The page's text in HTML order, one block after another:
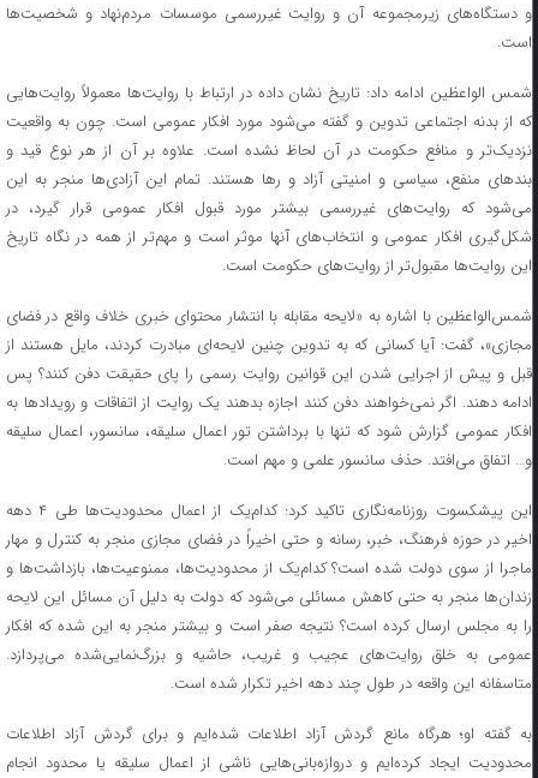
و دستگاه‌های زیرمجموعه آن و روایت غیررسمی موسسات مردم‌نهاد و شخصیت‌ها
است.
شمس الواعظین ادامه داد: تاریخ نشان داده در ارتباط با روایت‌ها معمولاً روایت‌هایی
که از بدنه اجتماعی تدوین و گفته می‌شود مورد افکار عمومی است. چون به واقعیت
نزدیک‌تر و منافع حکومت در آن لحاظ نشده است. علاوه بر آن از هر نوع قید و
بند‌های منفع، سیاسی و امنیتی آزاد و رها هستند. تمام این آزادی‌ها منجر به این
می‌شود که روایت‌های غیررسمی بیشتر مورد قبول افکار عمومی قرار گیرد، در
شکل‌گیری افکار عمومی و انتخاب‌های آنها موثر است و مهم‌تر از همه در نگاه تاریخ
این روایت‌ها مقبول‌تر از روایت‌های حکومت است.
شمس‌الواعظین با اشاره به «لایحه مقابله با انتشار محتوای خبری خلاف واقع در فضای
مجازی»، گفت: آیا کسانی که به تدوین چنین لایحه‌ای مبادرت کردند، مایل هستند از
قبل و پیش از اجرایی شدن این قوانین روایت رسمی را پای حقیقت دفن کنند؟ پس
ادامه دهند. اگر نمی‌خواهند دفن کنند اجازه بدهند یک روایت از اتفاقات و رویداد‌ها به
افکار عمومی گزارش شود که تنها با برداشتن تور اعمال سلیقه، سانسور، اعمال سلیقه
و… اتفاق می‌افتد. حذف سانسور علمی و مهم است.
این پیشکسوت روزنامه‌نگاری تاکید کرد: کدام‌یک از اعمال محدودیت‌ها طی ۴ دهه
اخیر در حوزه فرهنگ، خبر، رسانه و حتی اخیراً در فضای مجازی منجر به کنترل و مهار
ماجرا از سوی دولت شده است؟ کدام‌یک از محدودیت‌ها، ممنوعیت‌ها، بازداشت‌ها و
زندان‌ها منجر به حتی کاهش مسائلی می‌شود که دولت به دلیل آن مسائل این لایحه
را به مجلس ارسال کرده است؟ نتیجه صفر است و بیشتر منجر به این شده که افکار
عمومی به خلق روایت‌های عجیب و غریب، حاشیه و بزرگ‌نمایی‌شده می‌پردازد.
متاسفانه این واقعه در طول چند دهه اخیر تکرار شده است.
به گفته او؛ هرگاه مانع گردش آزاد اطلاعات شده‌ایم و برای گردش آزاد اطلاعات
محدودیت ایجاد کرده‌ایم و دروازه‌بانی‌هایی ناشی از اعمال سلیقه یا محدود انجام